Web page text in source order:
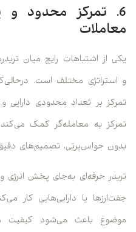
6. تمرکز محدود و
معاملات
یکی از اشتباهات رایج میان
و استراتژی مختلف است.
تمرکز بر تعداد محدودی
تمرکز به معامله‌گر کمک می‌کند
بدون حواس‌پرتی، تصمیم‌های
تریدر حرفه‌ای به‌جای پخش انرژی و
جفت‌ارزها یا دارایی‌هایی کار
موضوع باعث می‌شود کیفیت